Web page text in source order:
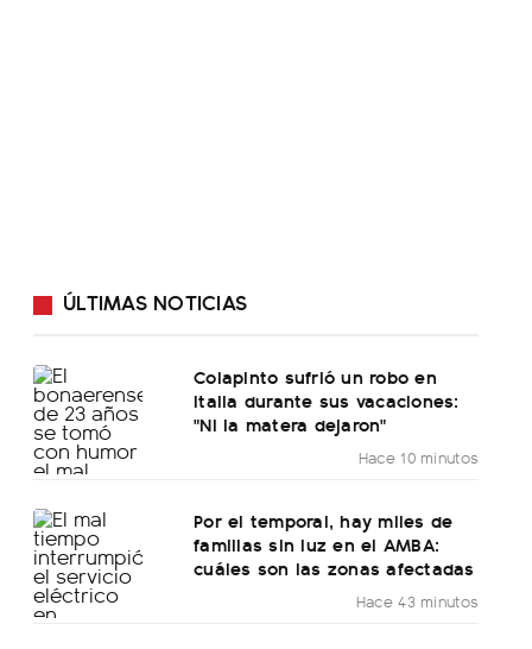
ÚLTIMAS NOTICIAS
Colapinto sufrió un robo en
Italia durante sus vacaciones:
"Ni la matera dejaron"
Hace 10 minutos
Por el temporal, hay miles de
familias sin luz en el AMBA:
cuáles son las zonas afectadas
Hace 43 minutos